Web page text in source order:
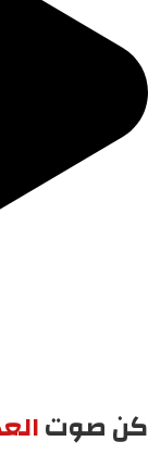
كن صوت